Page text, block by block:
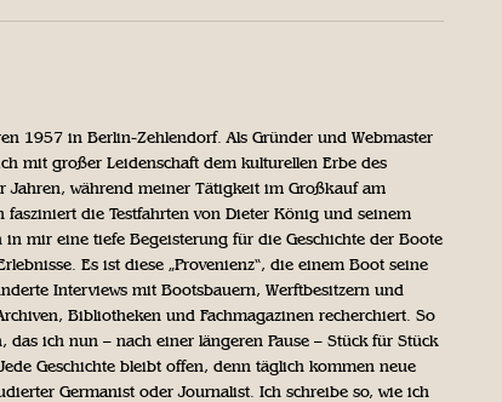
1957 in Berlin-Zehlendorf. Als Gründer und Webmaster
mit großer Leidenschaft dem kulturellen Erbe des
Jahren, während meiner Tätigkeit im Großkauf am
fasziniert die Testfahrten von Dieter König und seinem
in mir eine tiefe Begeisterung für die Geschichte der Boote
Es ist diese „Provenienz“, die einem Boot seine
Interviews mit Bootsbauern, Werftbesitzern und
Bibliotheken und Fachmagazinen recherchiert. So
das ich nun – nach einer längeren Pause – Stück für Stück
Geschichte bleibt offen, denn täglich kommen neue
Germanist oder Journalist. Ich schreibe so, wie ich